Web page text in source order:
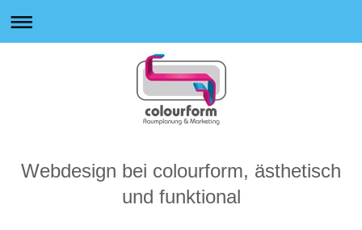
Webdesign bei colourform, ästhetisch
und funktional